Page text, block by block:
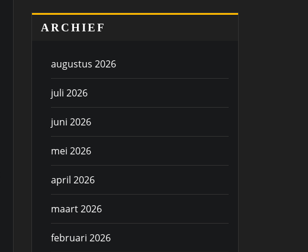
ARCHIEF
augustus 2026
juli 2026
juni 2026
mei 2026
april 2026
maart 2026
februari 2026